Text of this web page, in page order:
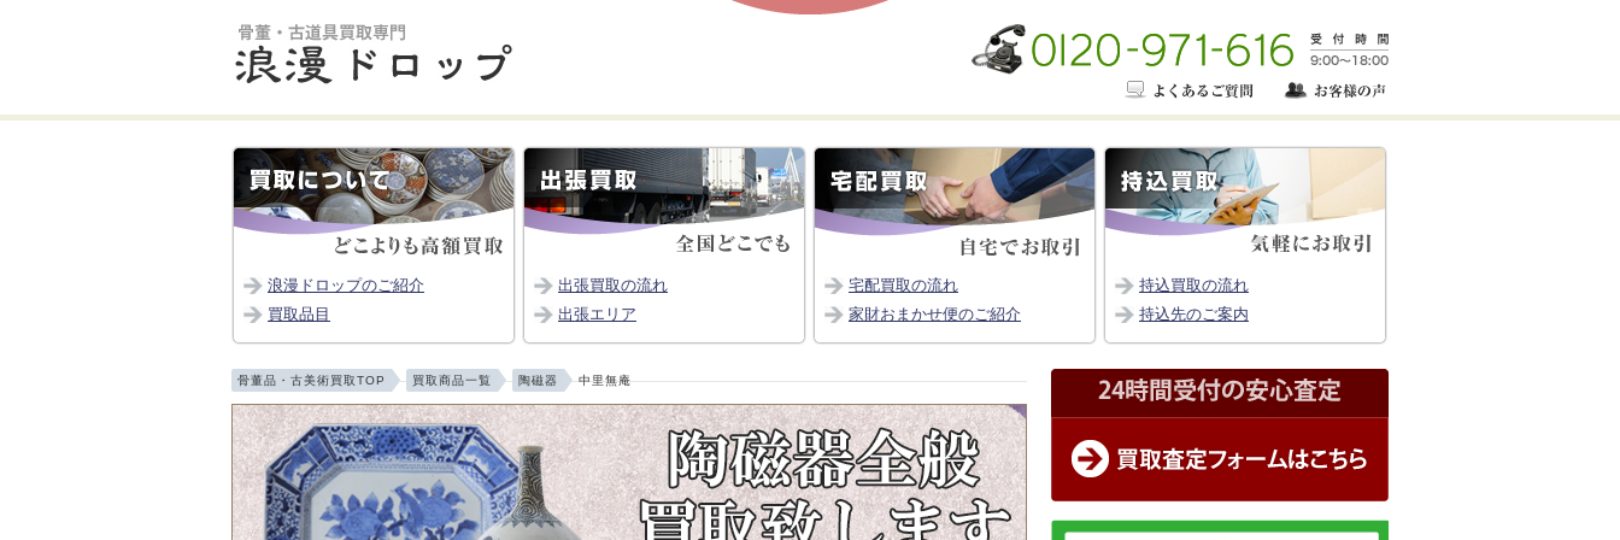
浪漫ドロップのご紹介
買取品目
出張買取の流れ
出張エリア
宅配買取の流れ
家財おまかせ便のご紹介
持込買取の流れ
持込先のご案内
骨董品・古美術買取TOP 買取商品一覧 陶磁器 中里無庵